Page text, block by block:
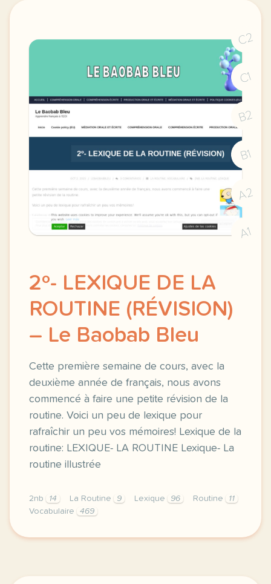
C2
C1
B2
B1
A2
A1
2º- LEXIQUE DE LA
ROUTINE (RÉVISION)
– Le Baobab Bleu
Cette première semaine de cours, avec la
deuxième année de français, nous avons
commencé à faire une petite révision de la
routine. Voici un peu de lexique pour
rafraîchir un peu vos mémoires! Lexique de la
routine: LEXIQUE- LA ROUTINE Lexique- La
routine illustrée
2nb 14 La Routine 9 Lexique 96 Routine
11
Vocabulaire
469
image http www reussitepersonnelle comcette